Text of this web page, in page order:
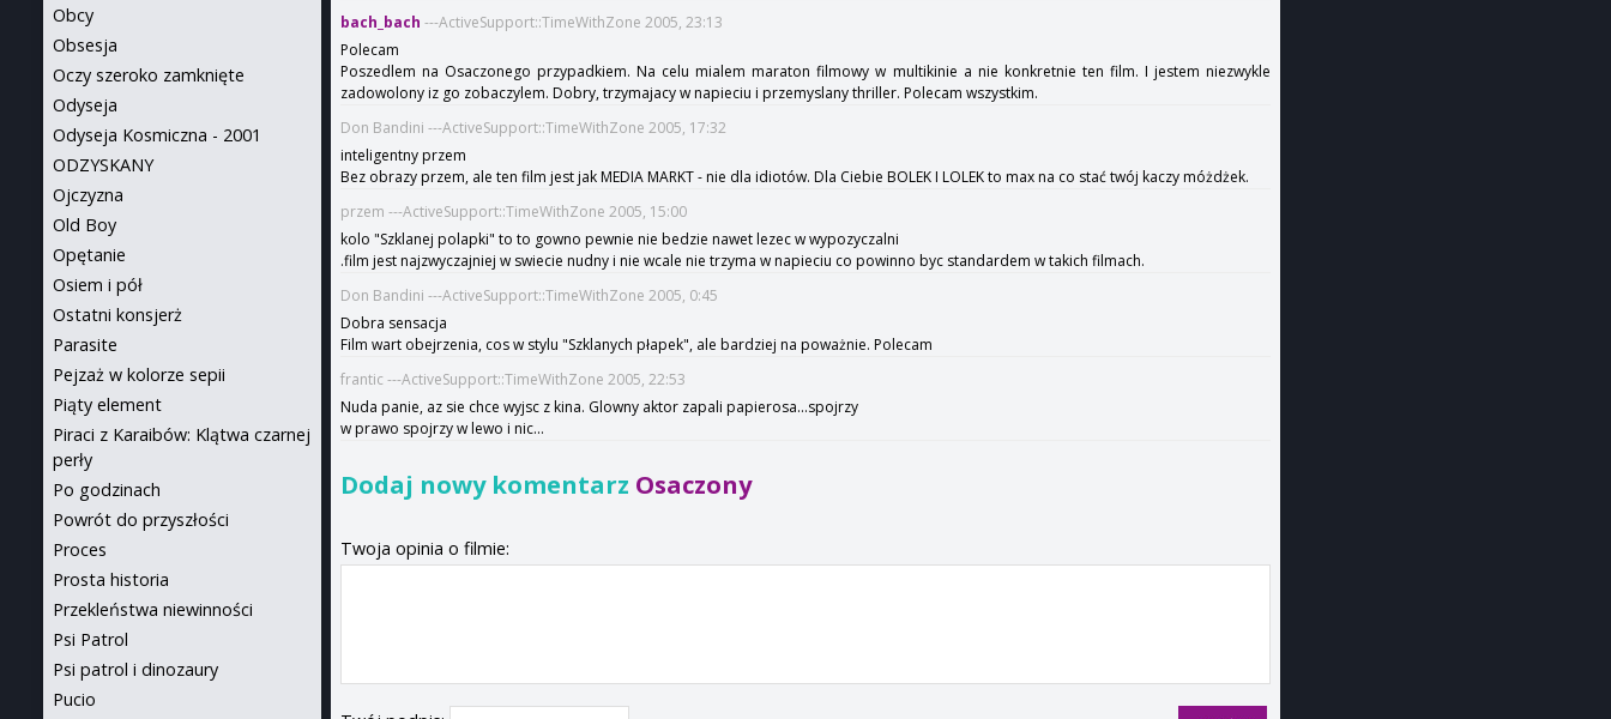
bach_bach ---ActiveSupport::TimeWithZone 2005, 23:13
Polecam
Poszedlem na Osaczonego przypadkiem. Na celu mialem maraton filmowy w multikinie a nie konkretnie ten film. I jestem niezwykle
zadowolony iz go zobaczylem. Dobry, trzymajacy w napieciu i przemyslany thriller. Polecam wszystkim.
Don Bandini ---ActiveSupport::TimeWithZone 2005, 17:32
inteligentny przem
Bez obrazy przem, ale ten film jest jak MEDIA MARKT - nie dla idiotów. Dla Ciebie BOLEK I LOLEK to max na co stać twój kaczy móżdżek.
przem ---ActiveSupport::TimeWithZone 2005, 15:00
kolo "Szklanej polapki" to to gowno pewnie nie bedzie nawet lezec w wypozyczalni
.film jest najzwyczajniej w swiecie nudny i nie wcale nie trzyma w napieciu co powinno byc standardem w takich filmach.
Don Bandini ---ActiveSupport::TimeWithZone 2005, 0:45
Dobra sensacja
Film wart obejrzenia, cos w stylu "Szklanych płapek", ale bardziej na poważnie. Polecam
frantic ---ActiveSupport::TimeWithZone 2005, 22:53
Nuda panie, az sie chce wyjsc z kina. Glowny aktor zapali papierosa...spojrzy
w prawo spojrzy w lewo i nic...
Dodaj nowy komentarz Osaczony
Twoja opinia o filmie:
Obcy
Obsesja
Oczy szeroko zamknięte
Odyseja
Odyseja Kosmiczna - 2001
ODZYSKANY
Ojczyzna
Old Boy
Opętanie
Osiem i pół
Ostatni konsjerż
Parasite
Pejzaż w kolorze sepii
Piąty element
Piraci z Karaibów: Klątwa czarnej
perły
Po godzinach
Powrót do przyszłości
Proces
Prosta historia
Przekleństwa niewinności
Psi Patrol
Psi patrol i dinozaury
Pucio